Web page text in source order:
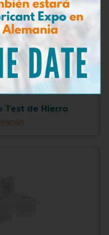
Test de Hierro